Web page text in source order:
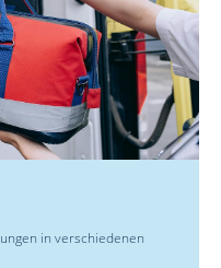
in verschiedenen